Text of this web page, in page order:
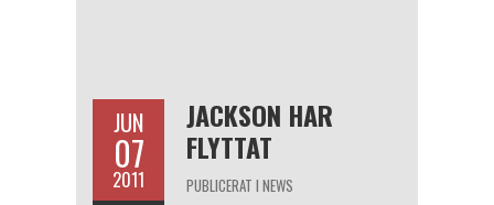
JUN
07
2011
JACKSON HAR
FLYTTAT
PUBLICERAT I NEWS